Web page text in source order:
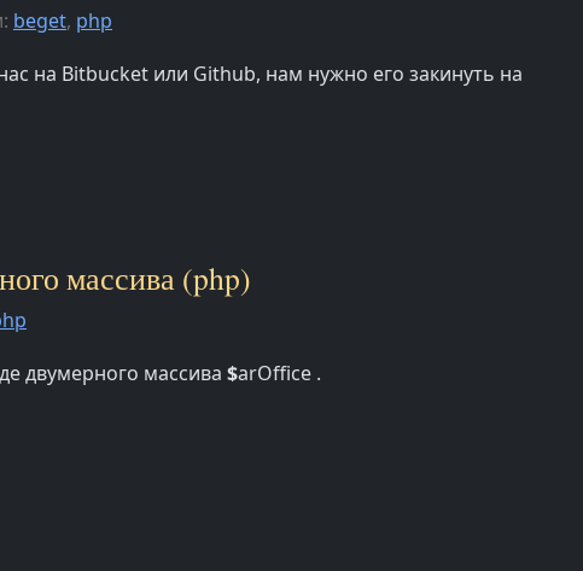
beget, php
на Bitbucket или Github, нам нужно его закинуть на
массива (php)
двумерного массива $arOffice .